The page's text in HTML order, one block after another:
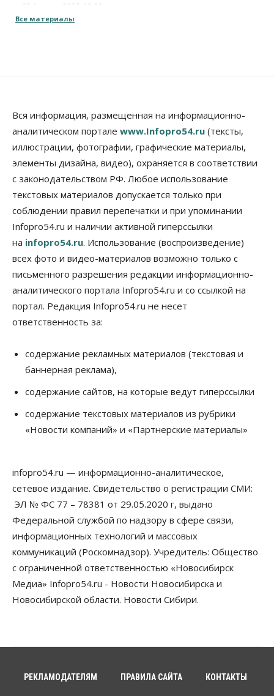
09 Августа 2026, 12:00
новосибирской сети СТО пояснил кому можно
заливать бензин Евро‑2
09 Августа 2026, 10:00
Бизнес Общество
Работодатели Новосибирска заявили в центры
занятости почти 32 тысячи вакансий
09 Августа 2026, 09:00
Бизнес
Спрос на машино-места в
Новосибирской области вырос в полтора раза
08 Августа 2026, 18:00
К современному юридическому образованию в
России возникает много вопросов
Новосибирские вузы опубликовали
приказы о зачислении на бюджетные места
08 Августа 2026, 16:00
Искусственный интеллект впервые выписал
штраф за борщевик
08 Августа 2026, 15:00
Продажи подержанных электромобилей в
Новосибирской области растут второй месяц
08 Августа 2026, 13:00
Бизнес Общество
Детские центры Новосибирска
перегибают с «педагогикой успеха», считает
психолог
08 Августа 2026, 11:00
Бизнес Общество
Союз продавцов маркетплейсов
по-новому
08 Августа 2026, 09:00
Все материалы
Вся информация, размещенная на информационно-
аналитическом портале www.Infopro54.ru (тексты,
иллюстрации, фотографии, графические материалы,
элементы дизайна, видео), охраняется в соответствии
с законодательством РФ. Любое использование
текстовых материалов допускается только при
соблюдении правил перепечатки и при упоминании
Infopro54.ru и наличии активной гиперссылки
на infopro54.ru. Использование (воспроизведение)
всех фото и видео-материалов возможно только с
письменного разрешения редакции информационно-
аналитического портала Infopro54.ru и со ссылкой на
портал. Редакция Infopro54.ru не несет
ответственность за:
содержание рекламных материалов (текстовая и
баннерная реклама),
содержание сайтов, на которые ведут гиперссылки
содержание текстовых материалов из рубрики
«Новости компаний» и «Партнерские материалы»
infopro54.ru — информационно-аналитическое,
сетевое издание. Свидетельство о регистрации СМИ:
ЭЛ № ФС 77 – 78381 от 29.05.2020 г, выдано
Федеральной службой по надзору в сфере связи,
информационных технологий и массовых
коммуникаций (Роскомнадзор). Учредитель: Общество
с ограниченной ответственностью «Новосибирск
Медиа» Infopro54.ru - Новости Новосибирска и
Новосибирской области. Новости Сибири.
РЕКЛАМОДАТЕЛЯМ ПРАВИЛА САЙТА КОНТАКТЫ